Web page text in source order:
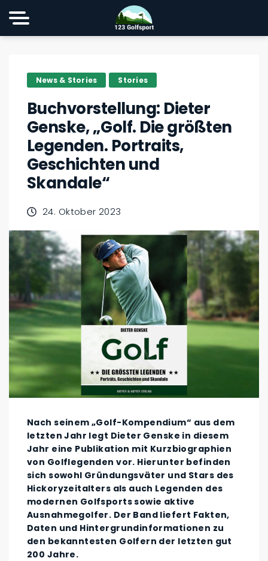
News & Stories Stories
Buchvorstellung: Dieter
Genske, „Golf. Die größten
Legenden. Portraits,
Geschichten und
Skandale“
24. Oktober 2023
Nach seinem „Golf-Kompendium“ aus dem
letzten Jahr legt Dieter Genske in diesem
Jahr eine Publikation mit Kurzbiographien
von Golflegenden vor. Hierunter befinden
sich sowohl Gründungsväter und Stars des
Hickoryzeitalters als auch Legenden des
modernen Golfsports sowie aktive
Ausnahmegolfer. Der Band liefert Fakten,
Daten und Hintergrundinformationen zu
den bekanntesten Golfern der letzten gut
200 Jahre.